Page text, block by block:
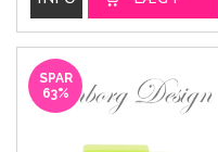
SPAR
63%